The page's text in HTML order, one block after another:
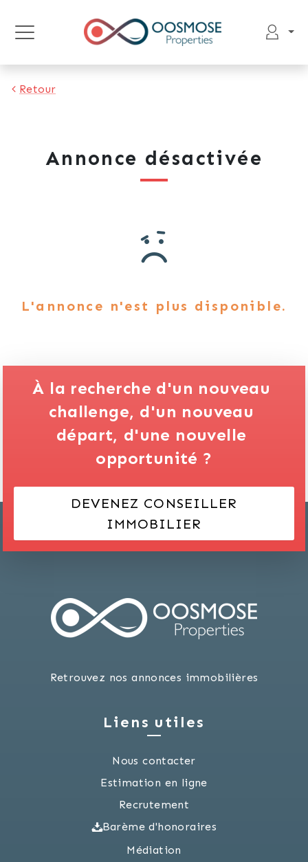
Retour
Annonce désactivée
L'annonce n'est plus disponible.
À la recherche d'un nouveau
challenge, d'un nouveau
départ, d'une nouvelle
opportunité ?
DEVENEZ CONSEILLER
IMMOBILIER
Retrouvez nos annonces immobilières
Liens utiles
Nous contacter
Estimation en ligne
Recrutement
Barème d'honoraires
Médiation